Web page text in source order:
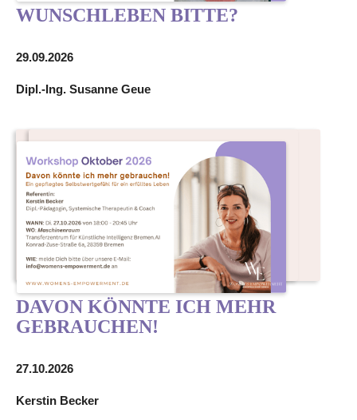
WUNSCHLEBEN BITTE?
29.09.2026
Dipl.-Ing. Susanne Geue
DAVON KÖNNTE ICH MEHR
GEBRAUCHEN!
27.10.2026
Kerstin Becker